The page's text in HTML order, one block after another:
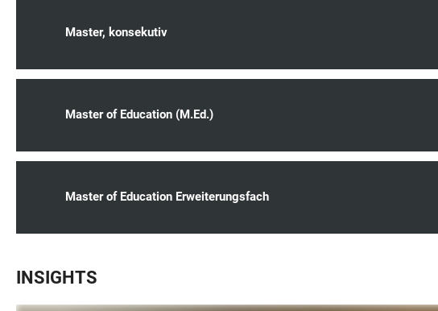
Master, konsekutiv
Master of Education (M.Ed.)
Master of Education Erweiterungsfach
INSIGHTS